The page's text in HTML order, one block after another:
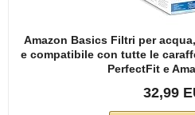
Amazon Basics Filtri per
e compatibile con tutte le
PerfectFit e
32,99